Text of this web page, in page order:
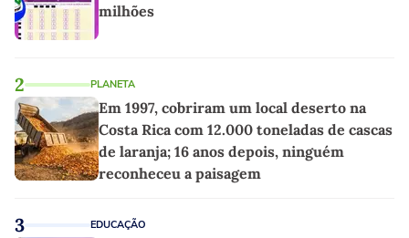
milhões
2 PLANETA
Em 1997, cobriram um local deserto na
Costa Rica com 12.000 toneladas de cascas
de laranja; 16 anos depois, ninguém
reconheceu a paisagem
3 EDUCAÇÃO